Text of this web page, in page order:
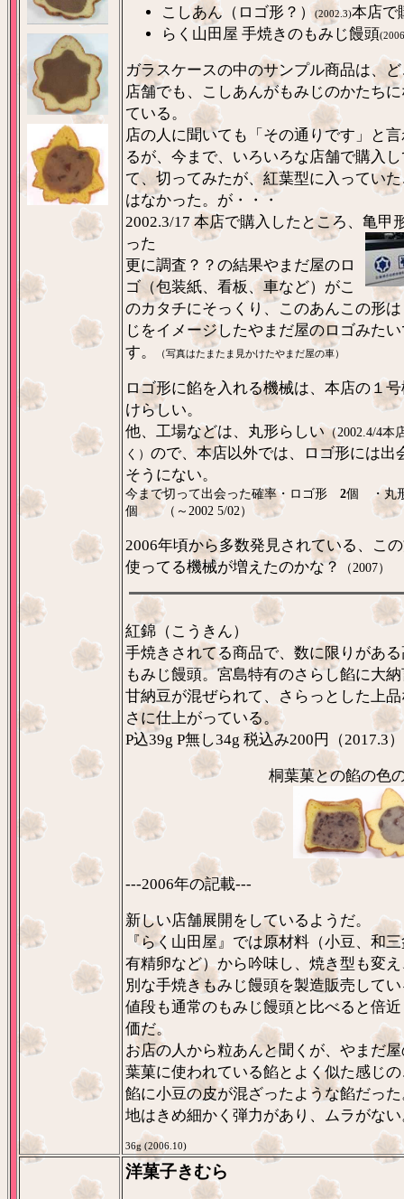
こしあん（ロゴ形？） (2002.3)本店で
らく山田屋 手焼きのもみじ饅頭
ガラスケースの中のサンプル商品は、
店舗でも、こしあんがもみじのかたち
ている。
店の人に聞いても「その通りです」と
るが、今まで、いろいろな店舗で購入
て、切ってみたが、紅葉型に入ってい
はなかった。が・・・
2002.3/17本店で購入したところ、亀甲
った
更に調査？？の結果やまだ屋のロ
ゴ（包装紙、看板、車など）がこ
のカタチにそっくり、このあんこの形
じをイメージしたやまだ屋のロゴみた
す。
（写真はたまたま見かけたやまだ屋の車）
ロゴ形に餡を入れる機械は、本店の１
けらしい。
他、工場などは、丸形らしい（2002.4/4本
く） ので、本店以外では、ロゴ形には出
そうにない。
今まで切って出会った確率・ロゴ形 2個 ・丸
個 （～2002 5/02）
2006年頃から多数発見されている、こ
使ってる機械が増えたのかな？
（2007）
紅錦（こうきん）
手焼きされてる商品で、数に限りがあ
もみじ饅頭。宮島特有のさらし餡に大
甘納豆が混ぜられて、さらっとした上
さに仕上がっている。
P込39g P無し34g 税込み200円（2017.3）
桐葉菓との餡の色
---2006年の記載---
新しい店舗展開をしているようだ。
『らく山田屋』では原材料（小豆、和
有精卵など）から吟味し、焼き型も変
別な手焼きもみじ饅頭を製造販売して
値段も通常のもみじ饅頭と比べると倍
価だ。
お店の人から粒あんと聞くが、やまだ
葉菓に使われている餡とよく似た感じ
餡に小豆の皮が混ざったような餡だっ
地はきめ細かく弾力があり、ムラがな
36g (2006.10)
洋菓子きむら